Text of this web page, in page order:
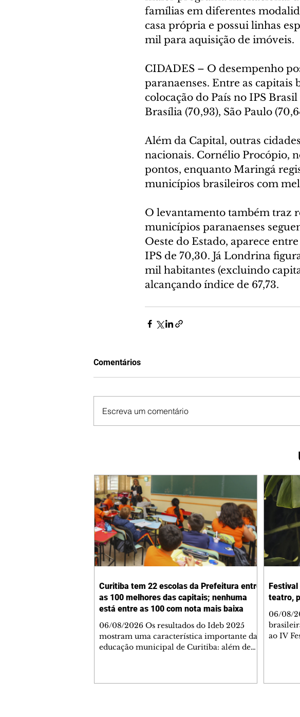
famílias em diferentes
casa própria e possui linhas
mil para aquisição de imóveis.
CIDADES – O desempenho
paranaenses. Entre as
colocação do País no IPS
Brasília (70,93), São Paulo
Além da Capital, outras
nacionais. Cornélio Procópio,
pontos, enquanto Maringá
municípios brasileiros com
O levantamento também traz
municípios paranaenses
Oeste do Estado, aparece
IPS de 70,30. Já Londrina
mil habitantes (excluindo
alcançando índice de 67,73.
Comentários
Escreva um comentário
Curitiba tem 22 escolas da Prefeitura entre
as 100 melhores das capitais; nenhuma
está entre as 100 com nota mais baixa
06/08/2026 Os resultados do Ideb 2025
mostram uma característica importante da
educação municipal de Curitiba: além de
teatro,
06/08/
ao IV